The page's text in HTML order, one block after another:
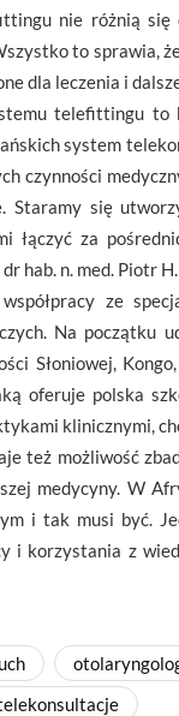
nie różnią
to sprawia,
dla leczenia i
telefittingu to
system
czynności
Staramy się
łączyć za
hab. n. med. Piotr
ze
Na początku
Słoniowej,
oferuje polska
klinicznymi,
też możliwość
medycyny. W
i tak musi być.
i korzystania z